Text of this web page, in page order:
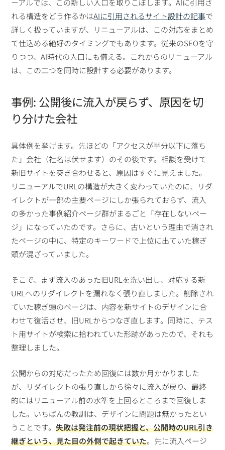
ーアルでは、この新しい入口を取りこぼします。AIに引用さ
れる構造をどう作るかはAIに引用されるサイト設計の記事で
詳しく扱っていますが、リニューアルは、この対応をまとめ
て仕込める絶好のタイミングでもあります。従来のSEOを守
りつつ、AI時代の入口にも備える。これからのリニューアル
は、この二つを同時に設計する必要があります。
事例: 公開後に流入が戻らず、原因を切
り分けた会社
具体例を挙げます。先ほどの「アクセスが半分以下に落ち
た」会社（社名は伏せます）のその後です。相談を受けて
新旧サイトを突き合わせると、原因はすぐに見えました。
リニューアルでURLの構造が大きく変わっていたのに、リダ
イレクトが一部の主要ページにしか張られておらず、流入
の多かった事例紹介ページ群がまるごと「存在しないペー
ジ」になっていたのです。さらに、古いという理由で消され
たページの中に、特定のキーワードで上位に出ていた稼ぎ
頭が混ざっていました。
そこで、まず流入のあった旧URLを洗い出し、対応する新
URLへのリダイレクトを漏れなく張り直しました。削除され
ていた稼ぎ頭のページは、内容を新サイトのデザインに合
わせて復活させ、旧URLからつなぎ直します。同時に、テス
ト用サイトが検索に拾われていた形跡があったので、それも
整理しました。
公開からの対応だったため回復には数か月かかりました
が、リダイレクトの張り直しから徐々に流入が戻り、最終
的にはリニューアル前の水準を上回るところまで回復しま
した。いちばんの教訓は、デザインに問題は無かったとい
うことです。失敗は発注前の現状把握と、公開時のURL引き
継ぎという、見た目の外側で起きていた。先に流入ページ